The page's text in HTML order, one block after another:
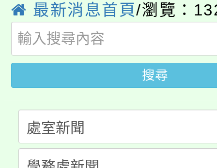
代理(課)教師甄選結果(
轉知中國文化大學推廣
《TA101》溝通分析基
程，歡迎學生輔導中心
心理、諮商輔導、社會
系所師生報名參加。
轉知苗栗縣政府辦理
縣市「校園短影音徵選
門員」簡章及活動海報
踴躍報名參加。
桃園市115學年度學生
「桃園市補助參觀特色
展演活動實施計畫」
義教育推展貢獻獎」
最新消息首頁/瀏覽：
搜尋